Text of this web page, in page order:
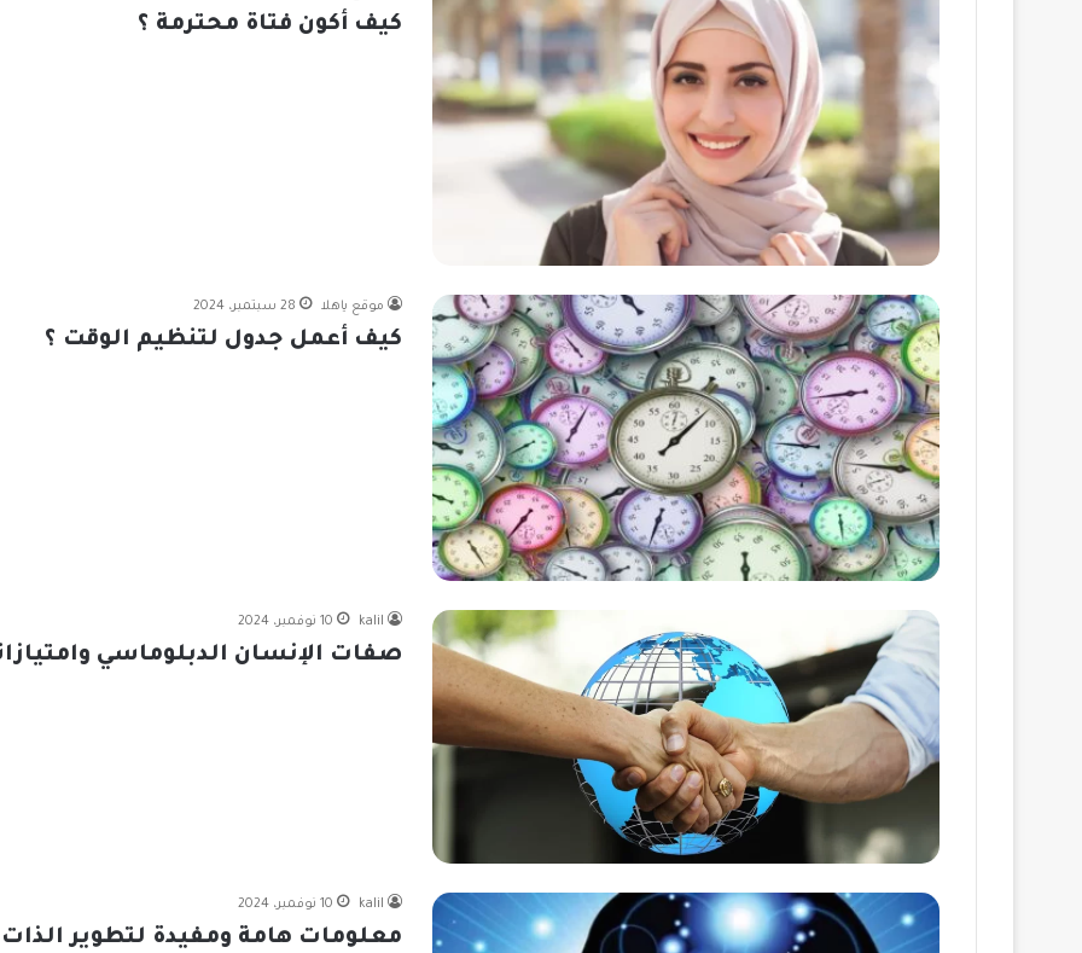
كيف أكون فتاة محترمة ؟
موقع ياهلا 28 سبتمبر، 2024
كيف أعمل جدول لتنظيم الوقت ؟
kalil 10 نوفمبر، 2024
صفات الإنسان الدبلوماسي
kalil 10 نوفمبر، 2024
معلومات هامة ومفيدة لتطوير الذات